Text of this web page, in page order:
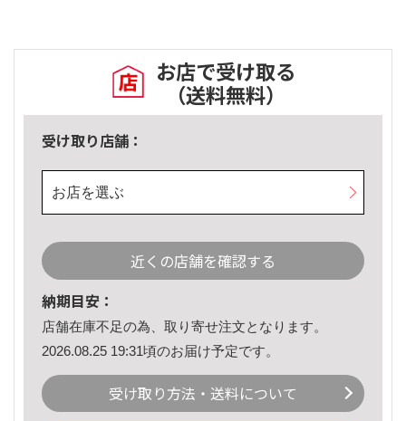
お店で受け取る
（送料無料）
受け取り店舗：
お店を選ぶ
近くの店舗を確認する
納期目安：
店舗在庫不足の為、取り寄せ注文となります。
2026.08.25 19:31頃のお届け予定です。
受け取り方法・送料について